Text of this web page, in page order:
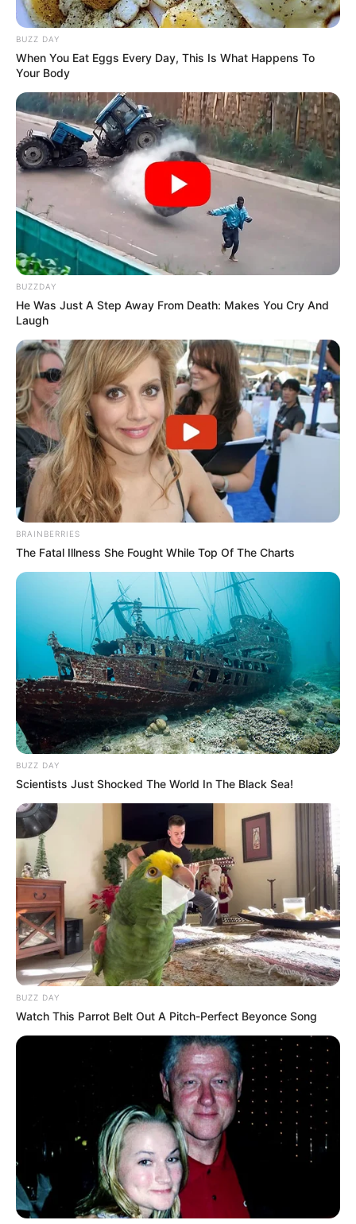
BUZZ DAY
When You Eat Eggs Every Day, This Is What Happens To
Your Body
BUZZDAY
He Was Just A Step Away From Death: Makes You Cry And
Laugh
BRAINBERRIES
The Fatal Illness She Fought While Top Of The Charts
BUZZ DAY
Scientists Just Shocked The World In The Black Sea!
BUZZ DAY
Watch This Parrot Belt Out A Pitch-Perfect Beyonce Song